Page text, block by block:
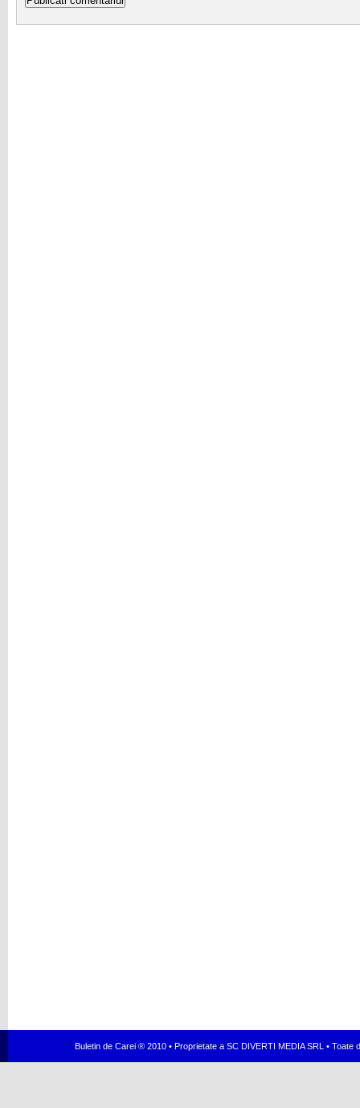
Buletin de Carei ® 2010 • Proprietate a SC DIVERTI MEDIA SRL •